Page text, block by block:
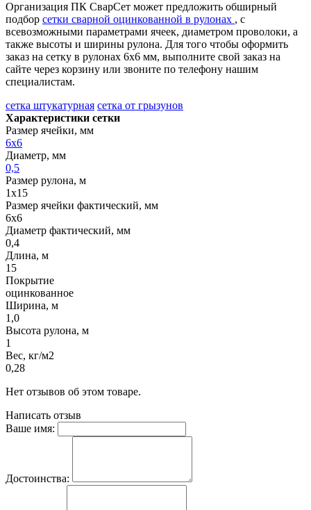
Организация ПК СварСет может предложить обширный
подбор сетки сварной оцинкованной в рулонах , с
всевозможными параметрами ячеек, диаметром проволоки, а
также высоты и ширины рулона. Для того чтобы оформить
заказ на сетку в рулонах 6х6 мм, выполните свой заказ на
сайте через корзину или звоните по телефону нашим
специалистам.
сетка штукатурная сетка от грызунов
Характеристики сетки
Размер ячейки, мм
6х6
Диаметр, мм
0,5
Размер рулона, м
1х15
Размер ячейки фактический, мм
6х6
Диаметр фактический, мм
0,4
Длина, м
15
Покрытие
оцинкованное
Ширина, м
1,0
Высота рулона, м
1
Вес, кг/м2
0,28
Нет отзывов об этом товаре.
Написать отзыв
Ваше имя:
Достоинства: